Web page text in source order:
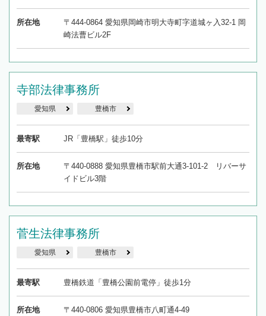
所在地
〒444-0864 愛知県岡崎市明大寺町字道城ヶ入32-1 岡
崎法曹ビル2F
寺部法律事務所
愛知県 豊橋市
最寄駅 JR「豊橋駅」徒歩10分
所在地
〒440-0888 愛知県豊橋市駅前大通3-101-2 リバーサ
イドビル3階
菅生法律事務所
愛知県 豊橋市
最寄駅 豊橋鉄道「豊橋公園前電停」徒歩1分
所在地 〒440-0806 愛知県豊橋市八町通4-49